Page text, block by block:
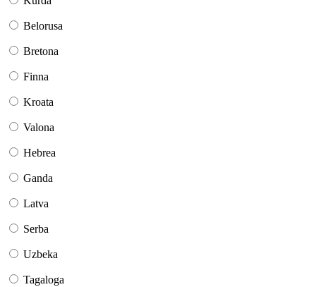
Belorusa
Bretona
Finna
Kroata
Valona
Hebrea
Ganda
Latva
Serba
Uzbeka
Tagaloga